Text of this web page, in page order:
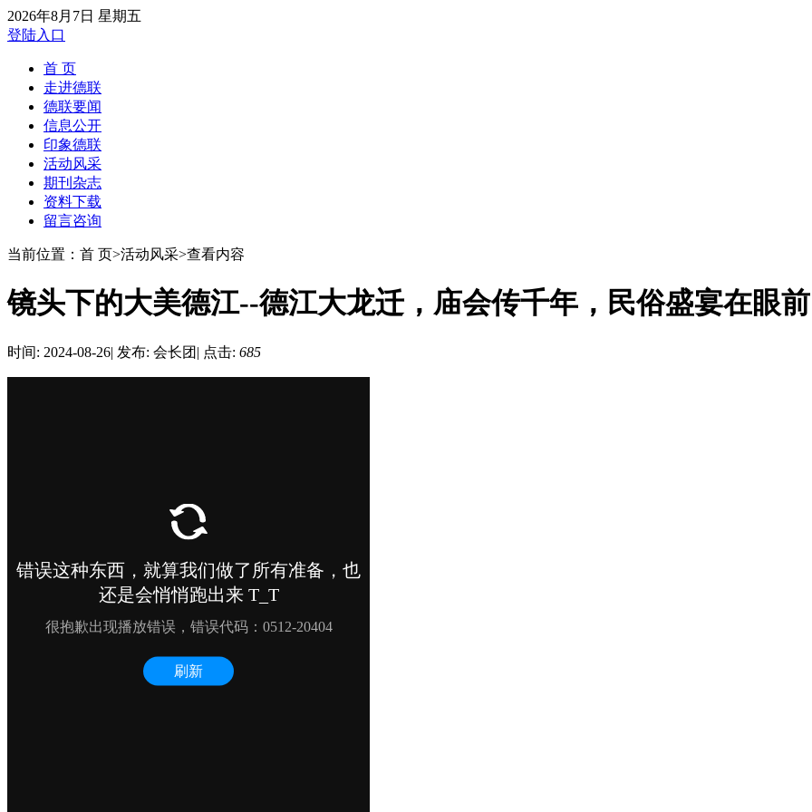
2026年8月7日 星期五
登陆入口
首 页
走进德联
德联要闻
信息公开
印象德联
活动风采
期刊杂志
资料下载
留言咨询
当前位置：首 页>活动风采>查看内容
镜头下的大美德江--德江大龙迁，庙会传千年，民俗盛宴在眼
时间: 2024-08-26| 发布: 会长团 | 点击: 685